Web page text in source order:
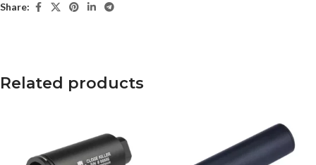
Share:
Related products